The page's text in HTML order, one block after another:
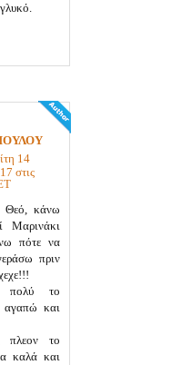
14
στις
Θεό, κάνω
Μαρινάκι
πότε να
πριν
πολύ το
αγαπώ και
πλεον το
καλά και